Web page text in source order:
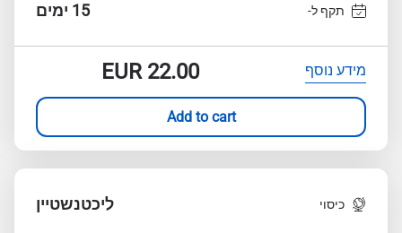
תקף ל- 15 ימים
מידע נוסף EUR22.00
Add to cart
כיסוי ליכטנשטיין